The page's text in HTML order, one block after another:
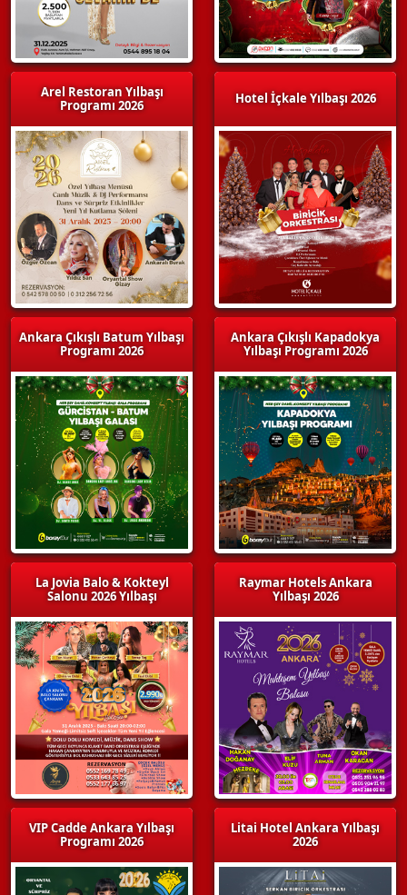
Arel Restoran Yılbaşı
Programı 2026
Ankara Çıkışlı Batum Yılbaşı
Programı 2026
La Jovia Balo & Kokteyl
Salonu 2026 Yılbaşı
VIP Cadde Ankara Yılbaşı
Programı 2026
Hotel İçkale Yılbaşı 2026
Ankara Çıkışlı Kapadokya
Yılbaşı Programı 2026
Raymar Hotels Ankara
Yılbaşı 2026
Litai Hotel Ankara Yılbaşı
2026